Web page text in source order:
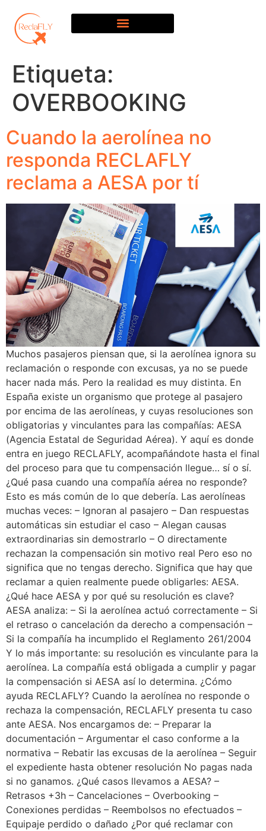
Etiqueta:
OVERBOOKING
Cuando la aerolínea no
responda RECLAFLY
reclama a AESA por tí
Muchos pasajeros piensan que, si la aerolínea ignora su
reclamación o responde con excusas, ya no se puede
hacer nada más. Pero la realidad es muy distinta. En
España existe un organismo que protege al pasajero
por encima de las aerolíneas, y cuyas resoluciones son
obligatorias y vinculantes para las compañías: AESA
(Agencia Estatal de Seguridad Aérea). Y aquí es donde
entra en juego RECLAFLY, acompañándote hasta el final
del proceso para que tu compensación llegue… sí o sí.
¿Qué pasa cuando una compañía aérea no responde?
Esto es más común de lo que debería. Las aerolíneas
muchas veces: – Ignoran al pasajero – Dan respuestas
automáticas sin estudiar el caso – Alegan causas
extraordinarias sin demostrarlo – O directamente
rechazan la compensación sin motivo real Pero eso no
significa que no tengas derecho. Significa que hay que
reclamar a quien realmente puede obligarles: AESA.
¿Qué hace AESA y por qué su resolución es clave?
AESA analiza: – Si la aerolínea actuó correctamente – Si
el retraso o cancelación da derecho a compensación –
Si la compañía ha incumplido el Reglamento 261/2004
Y lo más importante: su resolución es vinculante para la
aerolínea. La compañía está obligada a cumplir y pagar
la compensación si AESA así lo determina. ¿Cómo
ayuda RECLAFLY? Cuando la aerolínea no responde o
rechaza la compensación, RECLAFLY presenta tu caso
ante AESA. Nos encargamos de: – Preparar la
documentación – Argumentar el caso conforme a la
normativa – Rebatir las excusas de la aerolínea – Seguir
el expediente hasta obtener resolución No pagas nada
si no ganamos. ¿Qué casos llevamos a AESA? –
Retrasos +3h – Cancelaciones – Overbooking –
Conexiones perdidas – Reembolsos no efectuados –
Equipaje perdido o dañado ¿Por qué reclamar con